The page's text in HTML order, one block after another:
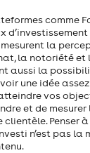
comme
la
la notoriété et
aussi la
une idée
vos
et de
clientèle. Penser
n’est pas la